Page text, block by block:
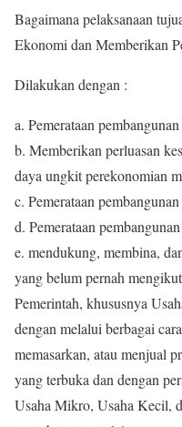
Bagaimana pelaksanaan
Ekonomi dan Memberikan
Dilakukan dengan :
a. Pemerataan
b. Memberikan perluasan
daya ungkit perekonomian
c. Pemerataan
d. Pemerataan
e. mendukung, membina,
yang belum pernah
Pemerintah, khususnya
dengan melalui berbagai
memasarkan, atau menjual
yang terbuka dan dengan
Usaha Mikro, Usaha Kecil,